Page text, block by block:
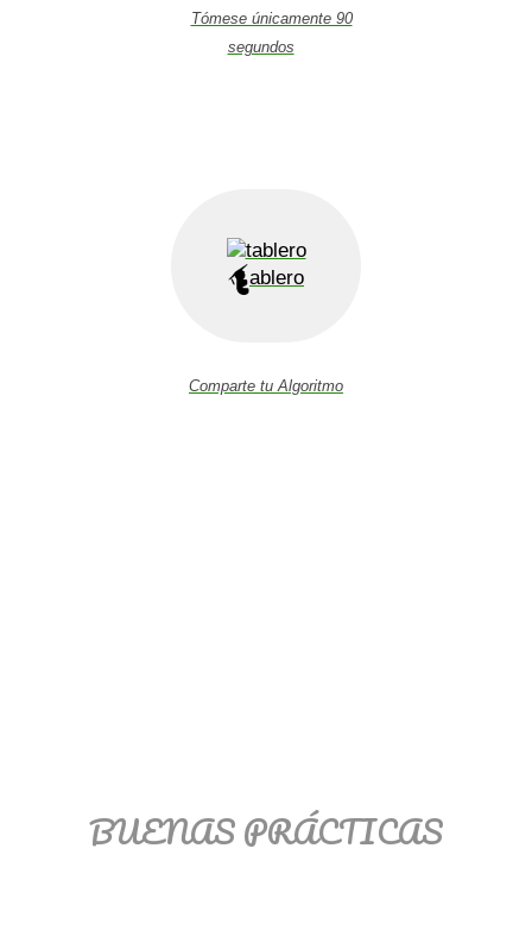
Tómese únicamente 90
segundos
ablero
Comparte tu Algoritmo
BUENAS PRÁCTICAS